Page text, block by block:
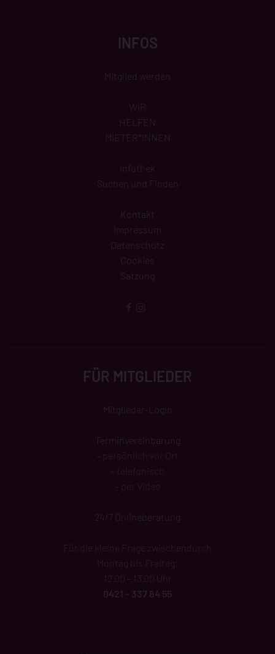
INFOS
Mitglied werden
WIR
HELFEN
MIETER*INNEN
Infothek
Suchen und Finden
Kontakt
Impressum
Datenschutz
Cookies
Satzung
FÜR MITGLIEDER
Mitglieder-Login
Terminvereinbarung
– per Video
24/7 Onlineberatung
Für die kleine Frage zwischendurch
Montag bis Freitag:
0421 – 337 84 55